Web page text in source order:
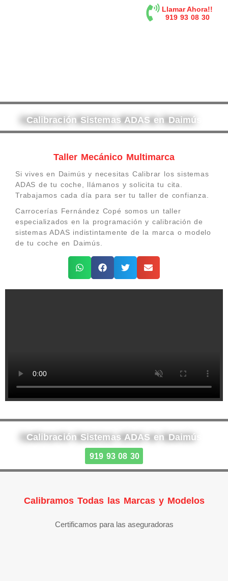
Llamar Ahora!!
919 93 08 30
Calibración Sistemas ADAS en Daimús
Taller Mecánico Multimarca
Si vives en Daimús y necesitas Calibrar los sistemas
ADAS de tu coche, llámanos y solicita tu cita.
Trabajamos cada día para ser tu taller de confianza.
Carrocerías Fernández Copé somos un taller
especializados en la programación y calibración de
sistemas ADAS indistintamente de la marca o modelo
de tu coche en Daimús.
Calibración Sistemas ADAS en Daimús
919 93 08 30
Calibramos Todas las Marcas y Modelos
Certificamos para las aseguradoras